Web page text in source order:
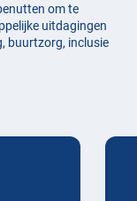
om te
uitdagingen
buurtzorg, inclusie